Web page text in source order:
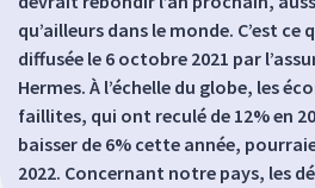
qu’ailleurs dans le monde. C’est ce
diffusée le 6 octobre 2021 par
Hermes. À l’échelle du globe, les
faillites, qui ont reculé de 12% en
baisser de 6% cette année,
2022. Concernant notre pays, les